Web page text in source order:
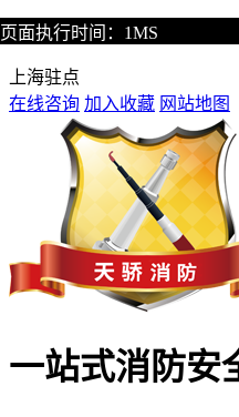
您好，欢迎进入天骄消防！
上海驻点
在线咨询 加入收藏 网站地图
一站式消防安
页面执行时间：1MS